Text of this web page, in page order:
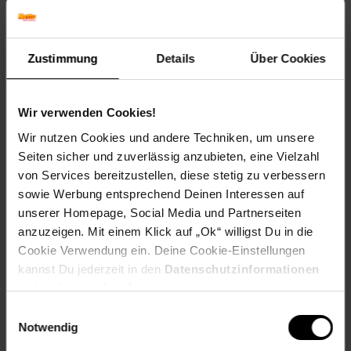
Zustimmung Details Über Cookies
Wir verwenden Cookies!
Wir nutzen Cookies und andere Techniken, um unsere
Seiten sicher und zuverlässig anzubieten, eine Vielzahl
von Services bereitzustellen, diese stetig zu verbessern
sowie Werbung entsprechend Deinen Interessen auf
unserer Homepage, Social Media und Partnerseiten
anzuzeigen. Mit einem Klick auf „Ok“ willigst Du in die
Cookie Verwendung ein. Deine Cookie-Einstellungen
kannst Du jederzeit in den Datenschutzinformationen
ändern bzw. widerrufen.
Notwendig
______________________________________________________
Technische Daten
Farbe
64 x 190,5 x 26 cm (BxHxT)
Gewicht
22,71 kg
Material
Korpus: Spanplatte, 16 mm, melaminharzbeschichtet
______________________________________________________
• 1 Waschmaschinenschrank inkl. Montagematerial und -